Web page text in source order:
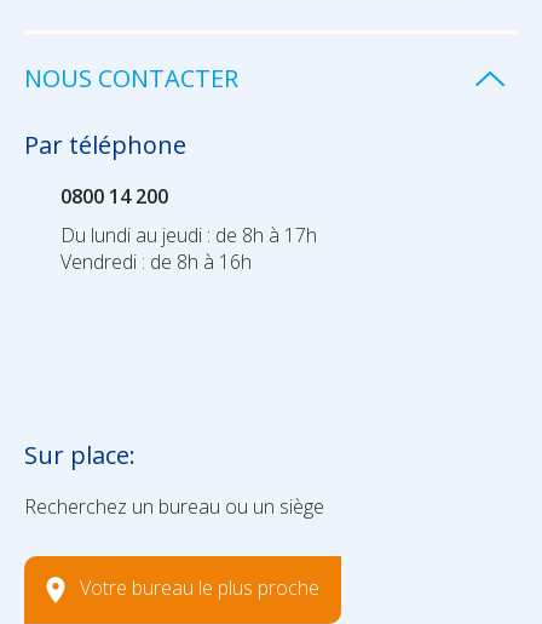
NOUS CONTACTER
Par téléphone
0800 14 200
Du lundi au jeudi : de 8h à 17h
Vendredi : de 8h à 16h
Sur place:
Recherchez un bureau ou un siège
Votre bureau le plus proche